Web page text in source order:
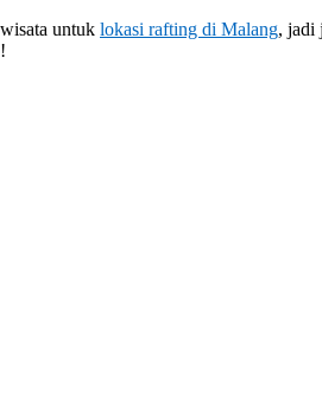
untuk lokasi rafting di Malang, jadi